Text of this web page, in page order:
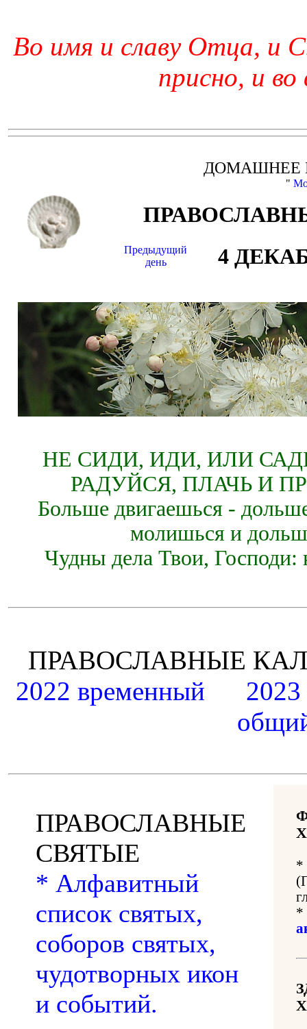
Во имя и славу Отца, и
присно, и во
ДОМАШНЕЕ
"
Предыдущий
день
4
НЕ СИДИ, ИДИ, ИЛИ
РАДУЙСЯ, ПЛАЧЬ И
Больше двигаешься -
молишься и
Чудны дела Твои, Господи:
ПРАВОСЛАВНЫЕ
2022 временный
ПРАВОСЛАВНЫЕ
СВЯТЫЕ
* Алфавитный
список святых,
соборов святых,
чудотворных икон
и событий.
*
*